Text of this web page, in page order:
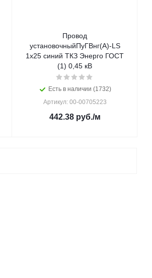
Провод
установочныйПуГВнг(А)-LS
1х25 синий ТКЗ Энерго ГОСТ
(1) 0,45 кВ
Есть в наличии (1732)
Артикул: 00-00705223
442.38руб./м